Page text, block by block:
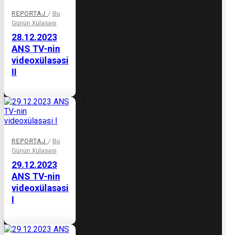
REPORTAJ / Bu
Günün Xülasəsi
28.12.2023
ANS TV-nin
videoxülasəsi
II
REPORTAJ / Bu
Günün Xülasəsi
29.12.2023
ANS TV-nin
videoxülasəsi
I